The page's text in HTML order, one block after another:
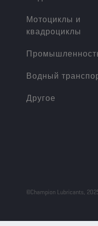
Мотоциклы и
квадроциклы
Водный
Другое
©Champion Lubricants,